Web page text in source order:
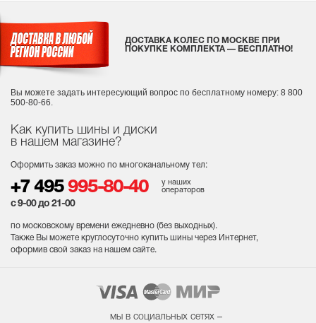
Как купить шины и диски
в нашем магазине?
Оформить заказ можно по многоканальному тел:
+7 495 995-80-40
у наших
операторов
с 9-00 до 21-00
по московскому времени ежедневно (без выходных).
Также Вы можете круглосуточно купить шины через Интернет,
оформив свой заказ на нашем сайте.
ДОСТАВКА КОЛЕС ПО МОСКВЕ ПРИ
ПОКУПКЕ КОМПЛЕКТА — БЕСПЛАТНО!
Вы можете задать интересующий вопрос по бесплатному номеру: 8 800
500-80-66.
мы в социальных сетях –